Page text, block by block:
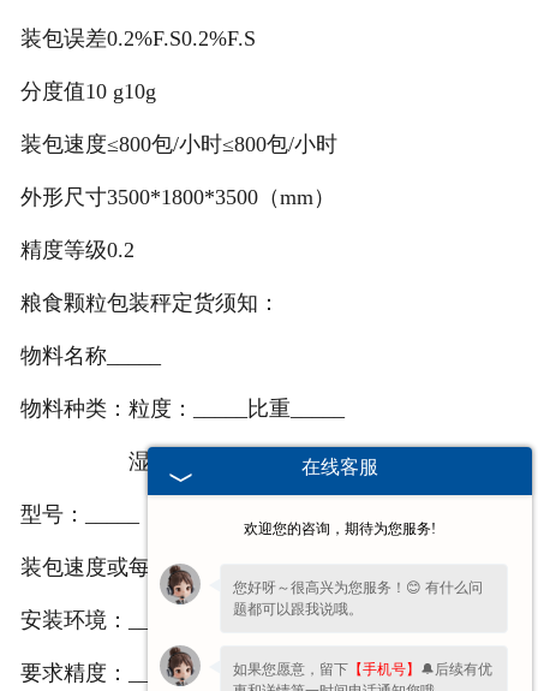
装包误差0.2%F.S0.2%F.S
分度值10 g10g
装包速度≤800包/小时≤800包/小时
外形尺寸3500*1800*3500（mm）
精度等级0.2
粮食颗粒包装秤定货须知：
物料名称_____
物料种类：粒度：_____比重_____
湿度：_____堆积度：_____
型号：_____
装包速度或每小时包装多少吨：_____
安装环境：_____
要求精度：_____
在线客服
欢迎您的咨询，期待为您服务!
您好呀～很高兴为您服务！😊 有什么问
题都可以跟我说哦。
如果您愿意，留下 【手机号】 🔔后续有优